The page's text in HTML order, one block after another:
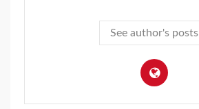
See author's posts